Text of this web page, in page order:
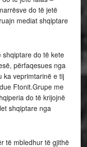
do të jetë
mediat shqiptare
shqiptare do të kete
përfaqesues nga
ka veprimtarinë e tij
Ftonit.Grupe me
do të krijojnë
shqiptare nga
të mbledhur të gjithë